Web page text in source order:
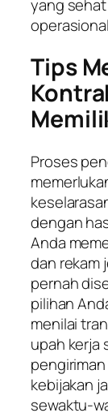
yang
Tips
Proses
dengan
Anda
dan rekam
pernah
pilihan
menilai
upah kerja
kebijakan
sewaktu-